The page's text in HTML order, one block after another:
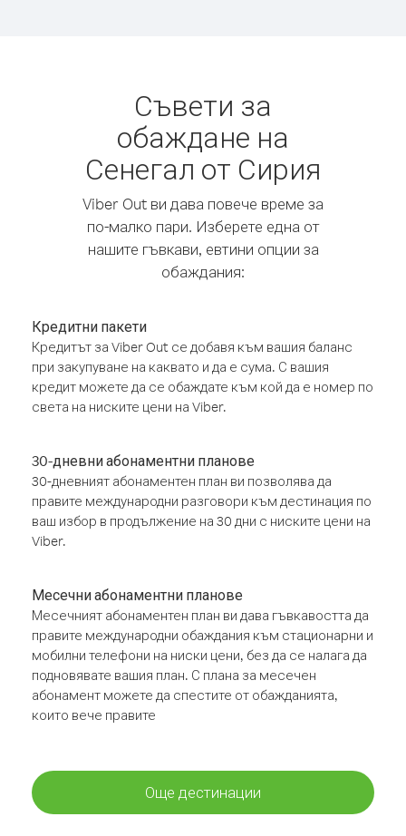
Съвети за
обаждане на
Сенегал от Сирия
Viber Out ви дава повече време за
по-малко пари. Изберете една от
нашите гъвкави, евтини опции за
обаждания:
Кредитни пакети
Кредитът за Viber Out се добавя към вашия баланс
при закупуване на каквато и да е сума. С вашия
кредит можете да се обаждате към кой да е номер по
света на ниските цени на Viber.
30-дневни абонаментни планове
30-дневният абонаментен план ви позволява да
правите международни разговори към дестинация по
ваш избор в продължение на 30 дни с ниските цени на
Viber.
Месечни абонаментни планове
Месечният абонаментен план ви дава гъвкавостта да
правите международни обаждания към стационарни и
мобилни телефони на ниски цени, без да се налага да
подновявате вашия план. С плана за месечен
абонамент можете да спестите от обажданията,
които вече правите
Още дестинации